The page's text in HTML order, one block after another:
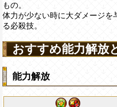
もの。
体力が少ない時に大ダメージを
る必殺技。
おすすめ能力解放
能力解放